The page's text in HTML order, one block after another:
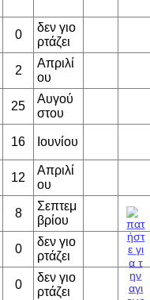
0
δεν γιο
ρτάζει
2
Απριλί
ου
25
Αυγού
στου
16 Ιουνίου
12
Απριλί
ου
8
Σεπτεμ
βρίου
0
δεν γιο
ρτάζει
0
δεν γιο
ρτάζει